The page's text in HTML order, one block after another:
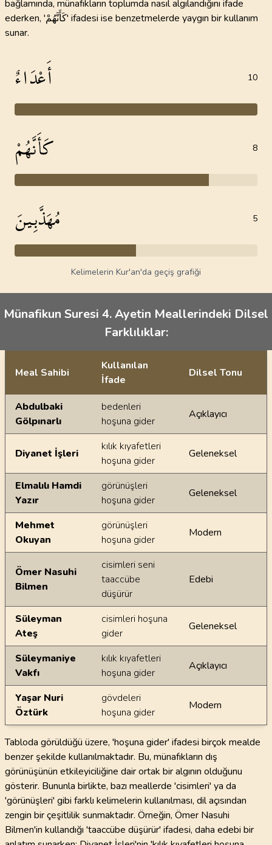
bağlamında, münafıkların toplumda nasıl algılandığını ifade
ederken, 'كَأَنَّهُمْ' ifadesi ise benzetmelerde yaygın bir kullanım
sunar.
أَعْدَاءٌ 10
كَأَنَّهُمْ 8
مُهَذَّبِينَ 5
Kelimelerin Kur'an'da geçiş grafiği
Münafikun Suresi 4. Ayetin Meallerindeki Dilsel
Farklılıklar:
Ayetin meallerindeki dilsel farklılıklar
Meal Sahibi
Kullanılan
İfade
Dilsel Tonu
Abdulbaki
Gölpınarlı
bedenleri
hoşuna gider
Açıklayıcı
Diyanet İşleri
kılık kıyafetleri
hoşuna gider
Geleneksel
Elmalılı Hamdi
Yazır
görünüşleri
hoşuna gider
Geleneksel
Mehmet
Okuyan
görünüşleri
hoşuna gider
Modern
Ömer Nasuhi
Bilmen
cisimleri seni
taaccübe
düşürür
Edebi
Süleyman
Ateş
cisimleri hoşuna
gider
Geleneksel
Süleymaniye
Vakfı
kılık kıyafetleri
hoşuna gider
Açıklayıcı
Yaşar Nuri
Öztürk
gövdeleri
hoşuna gider
Modern
Tabloda görüldüğü üzere, 'hoşuna gider' ifadesi birçok mealde
benzer şekilde kullanılmaktadır. Bu, münafıkların dış
görünüşünün etkileyiciliğine dair ortak bir algının olduğunu
gösterir. Bununla birlikte, bazı meallerde 'cisimleri' ya da
'görünüşleri' gibi farklı kelimelerin kullanılması, dil açısından
zengin bir çeşitlilik sunmaktadır. Örneğin, Ömer Nasuhi
Bilmen'in kullandığı 'taaccübe düşürür' ifadesi, daha edebi bir